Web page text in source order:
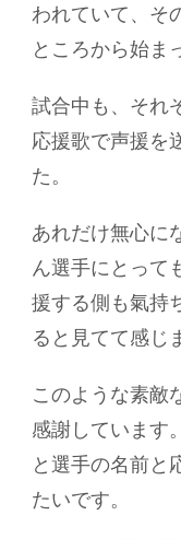
われていて、そ
ところから始ま
試合中も、それ
応援歌で声援を
た。
あれだけ無心に
ん選手にとって
援する側も氣持
ると見てて感じ
このような素敵
感謝しています
と選手の名前と
たいです。